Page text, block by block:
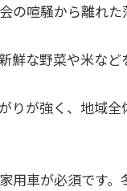
の喧騒から離れ
鮮な野菜や米など
りが強く、地域
用車が必須です。